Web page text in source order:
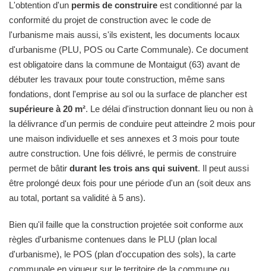
L'obtention d'un permis de construire est conditionné par la
conformité du projet de construction avec le code de
l'urbanisme mais aussi, s'ils existent, les documents locaux
d'urbanisme (PLU, POS ou Carte Communale). Ce document
est obligatoire dans la commune de Montaigut (63) avant de
débuter les travaux pour toute construction, même sans
fondations, dont l'emprise au sol ou la surface de plancher est
supérieure à 20 m². Le délai d'instruction donnant lieu ou non à
la délivrance d'un permis de conduire peut atteindre 2 mois pour
une maison individuelle et ses annexes et 3 mois pour toute
autre construction. Une fois délivré, le permis de construire
permet de bâtir durant les trois ans qui suivent. Il peut aussi
être prolongé deux fois pour une période d'un an (soit deux ans
au total, portant sa validité à 5 ans).
Bien qu'il faille que la construction projetée soit conforme aux
règles d'urbanisme contenues dans le PLU (plan local
d'urbanisme), le POS (plan d'occupation des sols), la carte
communale en vigueur sur le territoire de la commune ou